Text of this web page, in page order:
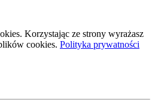
Korzystając ze strony wyrażasz
cookies. Polityka prywatności